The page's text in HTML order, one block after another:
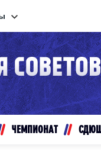
Конференция
Дивизион
Авто
ЧЕМПИОНАТ